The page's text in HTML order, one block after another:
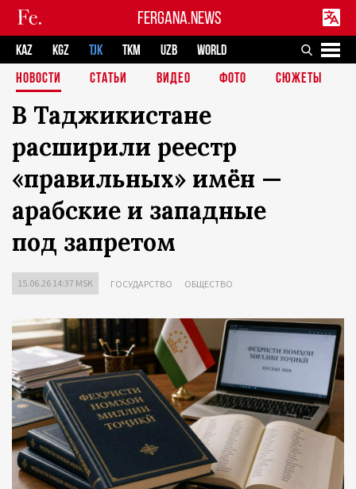
FERGANA.NEWS
KAZ KGZ TJK TKM UZB
WORLD
НОВОСТИ
СТАТЬИ ВИДЕО ФОТО СЮЖЕТЫ
В Таджикистане
расширили реестр
«правильных» имён —
арабские и западные
под запретом
15.06.26 14:37 MSK ГОСУДАРСТВО ОБЩЕСТВО